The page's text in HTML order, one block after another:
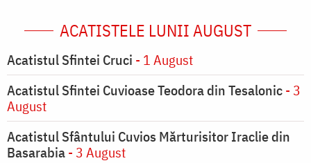
ACATISTELE LUNII AUGUST
Acatistul Sfintei Cruci - 1 August
Acatistul Sfintei Cuvioase Teodora din Tesalonic- 3
August
Acatistul Sfântului Cuvios Mărturisitor Iraclie din
Basarabia- 3 August